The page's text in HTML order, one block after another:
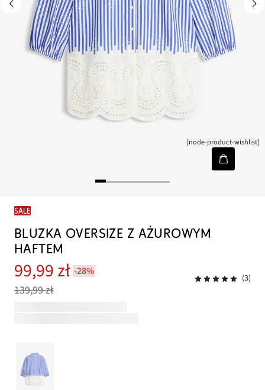
[node-product-wishlist]
SALE
BLUZKA OVERSIZE Z AŻUROWYM
HAFTEM
99,99 zł -28%
139,99 zł
(3)